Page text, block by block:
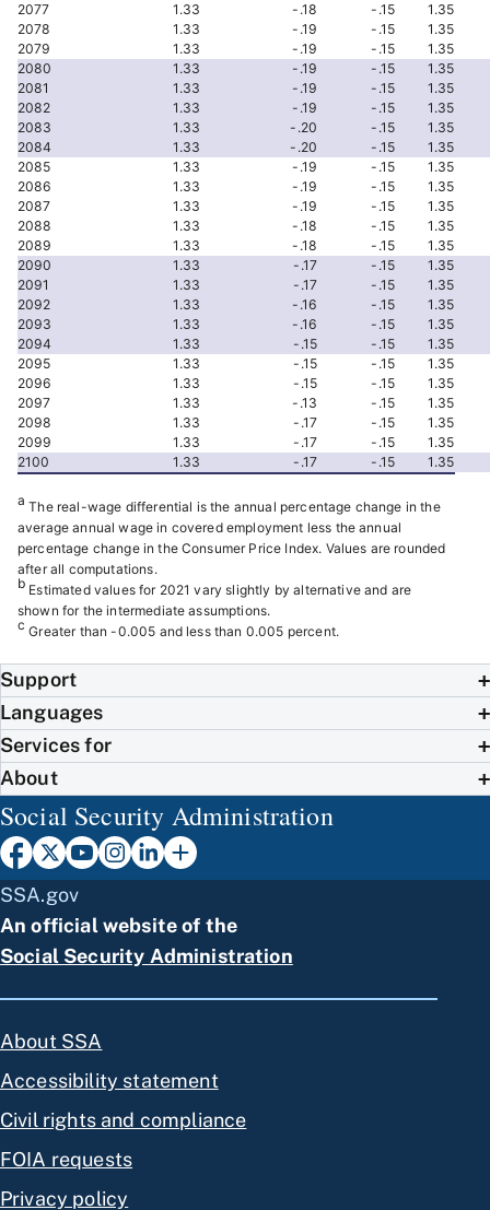
2077
1.33 -.18 -.15
1.35
2078
1.33 -.19 -.15
1.35
2079
1.33 -.19 -.15
1.35
2080
1.33 -.19 -.15
1.35
2081
1.33 -.19 -.15
1.35
2082
1.33 -.19 -.15
1.35
2083
1.33 -.20 -.15
1.35
2084
1.33 -.20 -.15
1.35
2085
1.33 -.19 -.15
1.35
2086
1.33 -.19 -.15
1.35
2087
1.33 -.19 -.15
1.35
2088
1.33 -.18 -.15
1.35
2089
1.33 -.18 -.15
1.35
2090
1.33 -.17 -.15
1.35
2091
1.33 -.17 -.15
1.35
2092
1.33 -.16 -.15
1.35
2093
1.33 -.16 -.15
1.35
2094
1.33 -.15 -.15
1.35
2095
1.33 -.15 -.15
1.35
2096
1.33 -.15 -.15
1.35
2097
1.33 -.13 -.15
1.35
2098
1.33 -.17 -.15
1.35
2099
1.33 -.17 -.15
1.35
2100
1.33 -.17 -.15 1.35
a The real-wage differential is the annual percentage change in the
average annual wage in covered employment less the annual
percentage change in the Consumer Price Index. Values are rounded
after all computations.
b Estimated values for 2021 vary slightly by alternative and are
shown for the intermediate assumptions.
c Greater than -0.005 and less than 0.005 percent.
Support
Languages
Services for
About
Social Security Administration
SSA.gov
An official website of the
Social Security Administration
About SSA
Accessibility statement
Civil rights and compliance
FOIA requests
Privacy policy